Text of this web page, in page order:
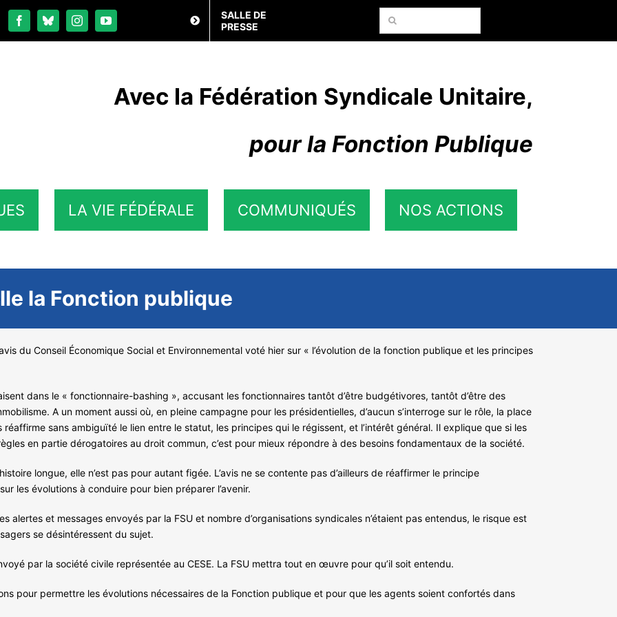
SALLE DE
PRESSE
Rechercher:
Avec la Fédération Syndicale Unitaire,
pour la Fonction Publique
LA VIE FÉDÉRALE COMMUNIQUÉS NOS ACTIONS
la Fonction publique
du Conseil Économique Social et Environnemental voté hier sur « l’évolution de la fonction publique et les principes
dans le « fonctionnaire-bashing », accusant les fonctionnaires tantôt d’être budgétivores, tantôt d’être des
A un moment aussi où, en pleine campagne pour les présidentielles, d’aucun s’interroge sur le rôle, la place
sans ambiguïté le lien entre le statut, les principes qui le régissent, et l’intérêt général. Il explique que si les
en partie dérogatoires au droit commun, c’est pour mieux répondre à des besoins fondamentaux de la société.
longue, elle n’est pas pour autant figée. L’avis ne se contente pas d’ailleurs de réaffirmer le principe
les évolutions à conduire pour bien préparer l’avenir.
alertes et messages envoyés par la FSU et nombre d’organisations syndicales n’étaient pas entendus, le risque est
se désintéressent du sujet.
par la société civile représentée au CESE. La FSU mettra tout en œuvre pour qu’il soit entendu.
pour permettre les évolutions nécessaires de la Fonction publique et pour que les agents soient confortés dans